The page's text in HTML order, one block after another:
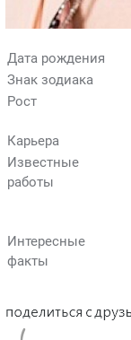
Дата рождения
Знак зодиака
Рост
Карьера
Известные
работы
Интересные
факты